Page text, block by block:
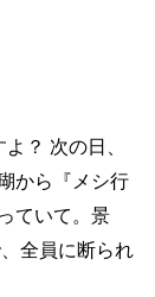
？ 次の日、
から『メシ行
ていて。景
全員に断られ